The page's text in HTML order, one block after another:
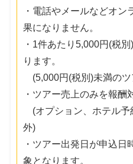
・電話やメールなどオ
果になりません。
・1件あたり5,000円(税
ります。
(5,000円(税別)未満のツ
・ツアー売上のみを報酬
(オプション、ホテル予
外)
・ツアー出発日が申込
象となります。